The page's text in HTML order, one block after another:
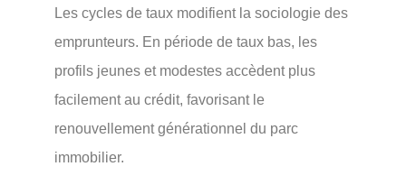
Les cycles de taux modifient la sociologie des
emprunteurs. En période de taux bas, les
profils jeunes et modestes accèdent plus
facilement au crédit, favorisant le
renouvellement générationnel du parc
immobilier.